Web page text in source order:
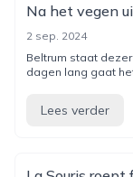
Na het vegen
2 sep. 2024
Beltrum staat
dagen lang gaat
Lees verder